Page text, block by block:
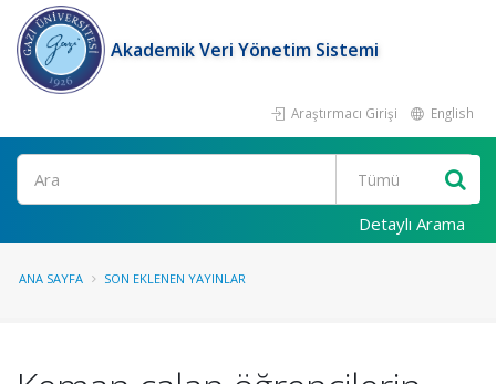
Akademik Veri Yönetim Sistemi
Araştırmacı Girişi English
Ara
Detaylı Arama
ANA SAYFA SON EKLENEN YAYINLAR